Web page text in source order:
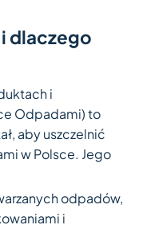
dlaczego
i
Odpadami) to
aby uszczelnić
w Polsce. Jego
odpadów,
i